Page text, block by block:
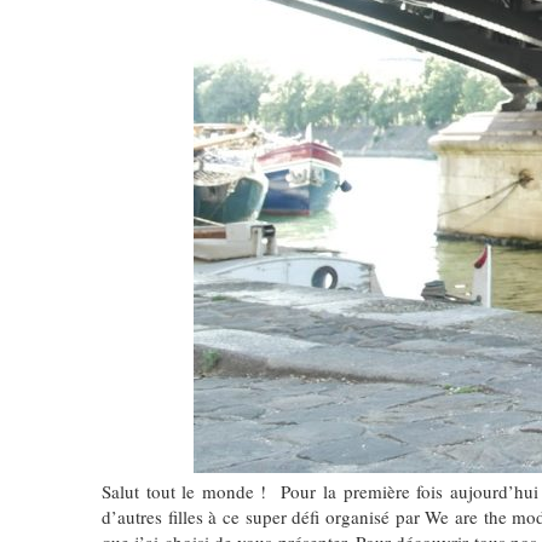
Salut tout le monde ! Pour la première fois aujourd’hui
d’autres filles à ce super défi organisé par We are the